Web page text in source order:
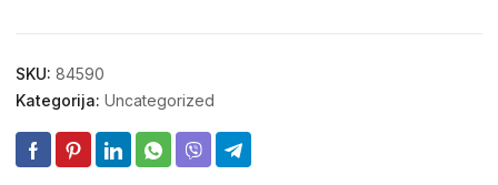
SKU: 84590
Kategorija: Uncategorized